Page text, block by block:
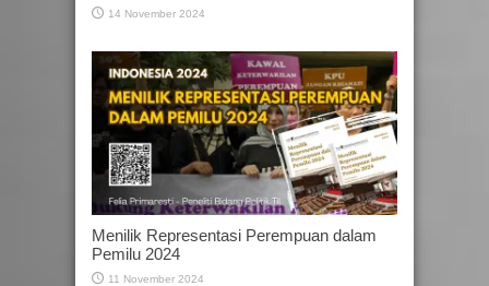
14 November 2024
Menilik Representasi Perempuan dalam
Pemilu 2024
11 November 2024